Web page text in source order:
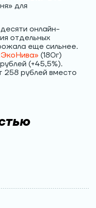
для
онлайн-
отдельных
еще сильнее.
(180г)
(+45,5%).
258 рублей вместо